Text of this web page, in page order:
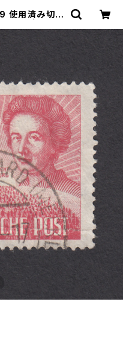
使用済み切手
プ | Young S